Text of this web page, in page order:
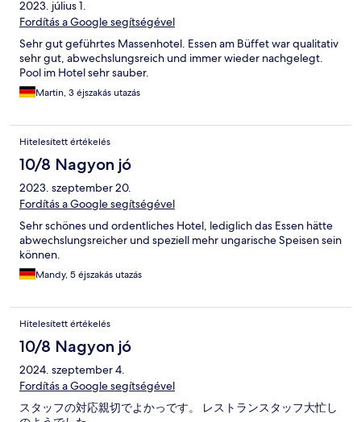
2023. július 1.
Fordítás a Google segítségével
Sehr gut geführtes Massenhotel. Essen am Büffet war qualitativ
sehr gut, abwechslungsreich und immer wieder nachgelegt.
Pool im Hotel sehr sauber.
Martin, 3 éjszakás utazás
Hitelesített értékelés
10/8 Nagyon jó
2023. szeptember 20.
Fordítás a Google segítségével
Sehr schönes und ordentliches Hotel, lediglich das Essen hätte
abwechslungsreicher und speziell mehr ungarische Speisen sein
können.
Mandy, 5 éjszakás utazás
Hitelesített értékelés
10/8 Nagyon jó
2024. szeptember 4.
Fordítás a Google segítségével
スタッフの対応親切でよかっです。 レストランスタッフ大忙し